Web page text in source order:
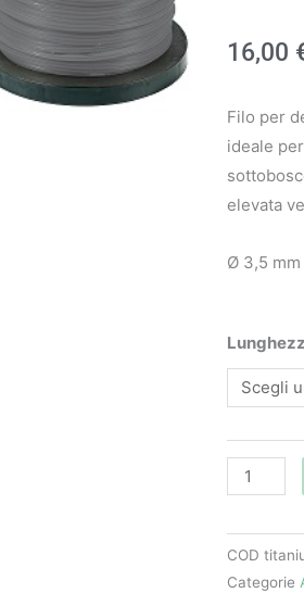
16,00
Filo per
ideale
elevata
Ø 3,5 mm
Filo
per
Ø
3,5
Oleo
Mac
COD
Categorie